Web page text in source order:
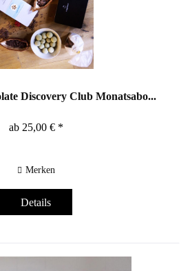
Discovery Club Monatsabo...
ab 25,00 € *
Merken
Details